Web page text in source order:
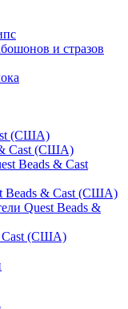
и стразов
(США)
& Cast (США)
Beads & Cast
Beads & Cast (США)
Quest Beads &
Cast (США)